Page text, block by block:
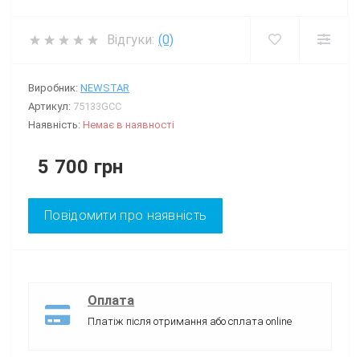
Відгуки: (0)
Виробник: NEWSTAR
Артикул: 75133GCC
Наявність: Немає в наявності
5 700 грн
Повідомити про наявність
Оплата
Платіж після отримання або сплата online